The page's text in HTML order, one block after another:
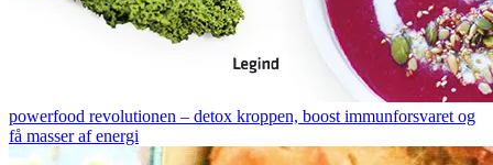
powerfood revolutionen – detox kroppen, boost immunforsvaret og
få masser af energi